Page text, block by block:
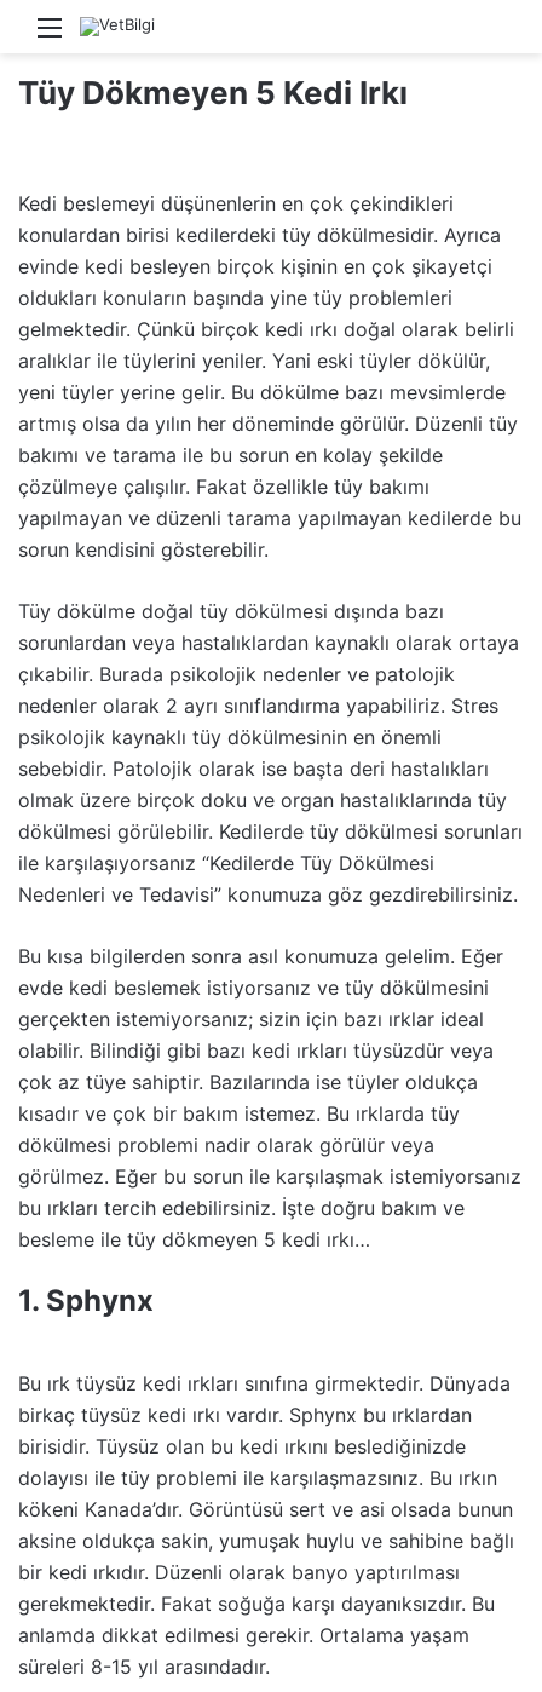
Menü
Tüy Dökmeyen 5 Kedi Irkı
Kedi beslemeyi düşünenlerin en çok çekindikleri
konulardan birisi kedilerdeki tüy dökülmesidir. Ayrıca
evinde kedi besleyen birçok kişinin en çok şikayetçi
oldukları konuların başında yine tüy problemleri
gelmektedir. Çünkü birçok kedi ırkı doğal olarak belirli
aralıklar ile tüylerini yeniler. Yani eski tüyler dökülür,
yeni tüyler yerine gelir. Bu dökülme bazı mevsimlerde
artmış olsa da yılın her döneminde görülür. Düzenli tüy
bakımı ve tarama ile bu sorun en kolay şekilde
çözülmeye çalışılır. Fakat özellikle tüy bakımı
yapılmayan ve düzenli tarama yapılmayan kedilerde bu
sorun kendisini gösterebilir.
Tüy dökülme doğal tüy dökülmesi dışında bazı
sorunlardan veya hastalıklardan kaynaklı olarak ortaya
çıkabilir. Burada psikolojik nedenler ve patolojik
nedenler olarak 2 ayrı sınıflandırma yapabiliriz. Stres
psikolojik kaynaklı tüy dökülmesinin en önemli
sebebidir. Patolojik olarak ise başta deri hastalıkları
olmak üzere birçok doku ve organ hastalıklarında tüy
dökülmesi görülebilir. Kedilerde tüy dökülmesi sorunları
ile karşılaşıyorsanız “Kedilerde Tüy Dökülmesi
Nedenleri ve Tedavisi” konumuza göz gezdirebilirsiniz.
Bu kısa bilgilerden sonra asıl konumuza gelelim. Eğer
evde kedi beslemek istiyorsanız ve tüy dökülmesini
gerçekten istemiyorsanız; sizin için bazı ırklar ideal
olabilir. Bilindiği gibi bazı kedi ırkları tüysüzdür veya
çok az tüye sahiptir. Bazılarında ise tüyler oldukça
kısadır ve çok bir bakım istemez. Bu ırklarda tüy
dökülmesi problemi nadir olarak görülür veya
görülmez. Eğer bu sorun ile karşılaşmak istemiyorsanız
bu ırkları tercih edebilirsiniz. İşte doğru bakım ve
besleme ile tüy dökmeyen 5 kedi ırkı…
1. Sphynx
Bu ırk tüysüz kedi ırkları sınıfına girmektedir. Dünyada
birkaç tüysüz kedi ırkı vardır. Sphynx bu ırklardan
birisidir. Tüysüz olan bu kedi ırkını beslediğinizde
dolayısı ile tüy problemi ile karşılaşmazsınız. Bu ırkın
kökeni Kanada’dır. Görüntüsü sert ve asi olsada bunun
aksine oldukça sakin, yumuşak huylu ve sahibine bağlı
bir kedi ırkıdır. Düzenli olarak banyo yaptırılması
gerekmektedir. Fakat soğuğa karşı dayanıksızdır. Bu
anlamda dikkat edilmesi gerekir. Ortalama yaşam
süreleri 8-15 yıl arasındadır.